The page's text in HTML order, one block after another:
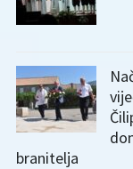
branitelja